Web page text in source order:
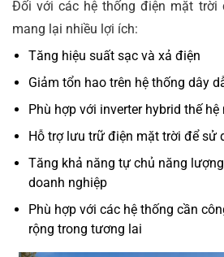
Đối với các hệ thống điện mặt trời
mang lại nhiều lợi ích:
Tăng hiệu suất sạc và xả điện
Giảm tổn hao trên hệ thống dây
Phù hợp với inverter hybrid thế hệ
Hỗ trợ lưu trữ điện mặt trời để sử
Tăng khả năng tự chủ năng
doanh nghiệp
Phù hợp với các hệ thống cần
rộng trong tương lai